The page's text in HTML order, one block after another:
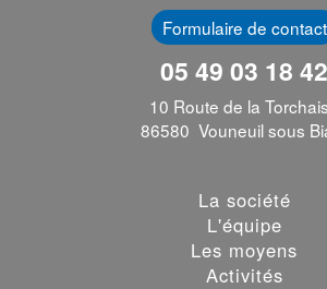
Formulaire de contact
05 49 03 18 42
10 Route de la
86580 Vouneuil sous
La société
L'équipe
Les moyens
Activités